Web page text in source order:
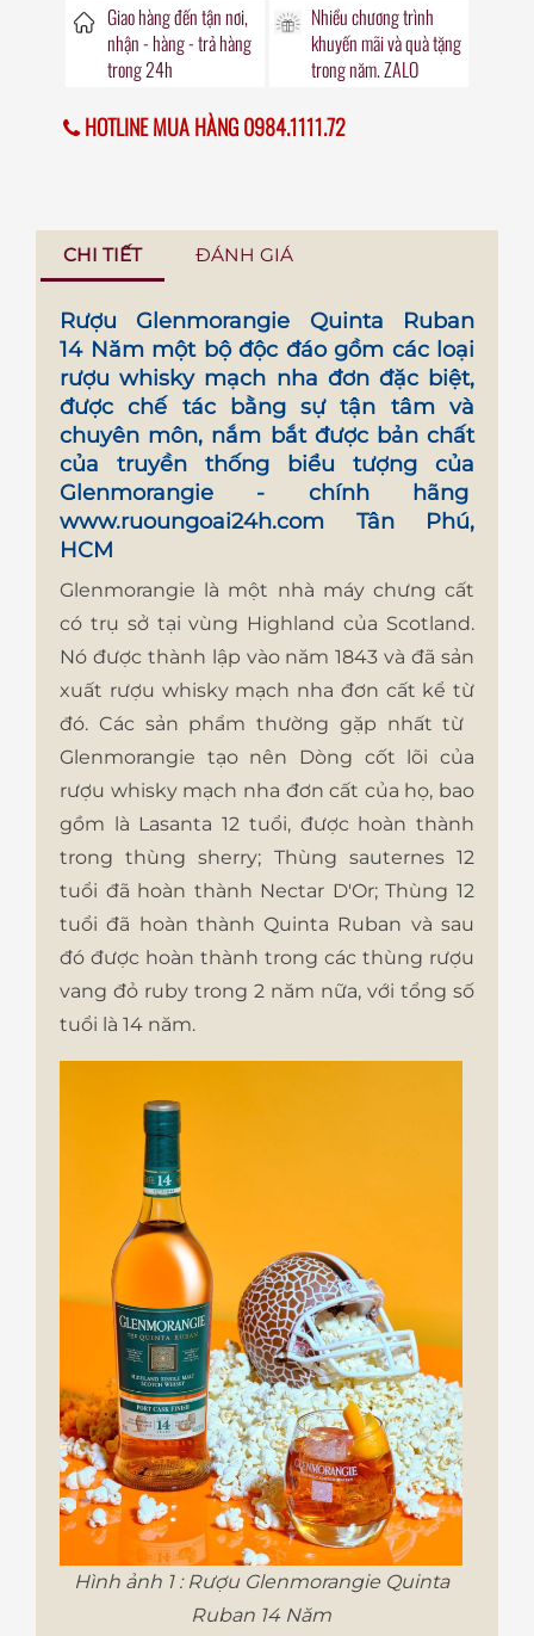
Giao hàng đếntận nơi,
nhận - hàng - trả hàng
trong24h
Nhiều chương trình
khuyến mãivà quà tặng
trong năm. ZALO
HOTLINE MUA HÀNG 0984.1111.72
CHI TIẾT ĐÁNH GIÁ
Rượu Glenmorangie Quinta Ruban
14 Nămmột bộ độc đáo gồm các loại
rượu whisky mạch nha đơn đặc biệt,
được chế tác bằng sự tận tâm và
chuyên môn, nắm bắt được bản chất
của truyền thống biểu tượng của
Glenmorangie - chính hãng
www.ruoungoai24h.com Tân Phú,
HCM
Glenmorangie là một nhà máy chưng cất
có trụ sở tại vùng Highland của Scotland.
Nó được thành lập vào năm 1843 và đã sản
xuất rượu whisky mạch nha đơn cất kể từ
đó. Các sản phẩm thường gặp nhất từ ​​
Glenmorangie tạo nên Dòng cốt lõi của
rượu whisky mạch nha đơn cất của họ, bao
gồm là Lasanta 12 tuổi, được hoàn thành
trong thùng sherry; Thùng sauternes 12
tuổi đã hoàn thành Nectar D'Or; Thùng 12
tuổi đã hoàn thành Quinta Ruban và sau
đó được hoàn thành trong các thùng rượu
vang đỏ ruby ​​trong 2 năm nữa, với tổng số
tuổi là 14 năm.
Hình ảnh 1 : Rượu Glenmorangie Quinta
Ruban 14 Năm